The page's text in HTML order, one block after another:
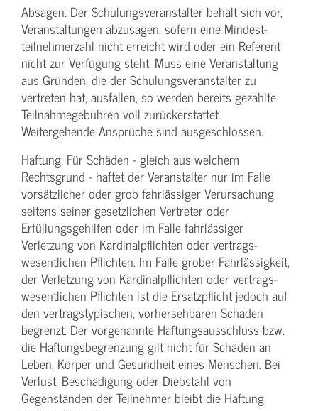
Absagen: Der Schulungs­veranstalter behält sich vor,
Veranstaltungen abzusagen, sofern eine Mindest­
teilnehmerzahl nicht erreicht wird oder ein Referent
nicht zur Verfügung steht. Muss eine Veranstaltung
aus Gründen, die der Schulungs­veranstalter zu
vertreten hat, ausfallen, so werden bereits gezahlte
Teilnahme­gebühren voll zurückerstattet.
Weitergehende Ansprüche sind ausgeschlossen.
Haftung: Für Schäden - gleich aus welchem
Rechtsgrund - haftet der Veranstalter nur im Falle
vorsätzlicher oder grob fahrlässiger Verursachung
seitens seiner gesetzlichen Vertreter oder
Erfüllungsgehilfen oder im Falle fahrlässiger
Verletzung von Kardinalpflichten oder vertrags­
wesentlichen Pflichten. Im Falle grober Fahrlässigkeit,
der Verletzung von Kardinalpflichten oder vertrags­
wesentlichen Pflichten ist die Ersatzpflicht jedoch auf
den vertragstypischen, vorhersehbaren Schaden
begrenzt. Der vorgenannte Haftungs­ausschluss bzw.
die Haftungs­begrenzung gilt nicht für Schäden an
Leben, Körper und Gesundheit eines Menschen. Bei
Verlust, Beschädigung oder Diebstahl von
Gegenständen der Teilnehmer bleibt die Haftung